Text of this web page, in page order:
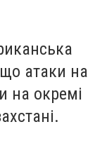
атаки на
на окремі